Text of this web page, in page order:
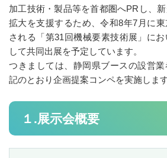
市町等創業支援機関担当者支援事業
静岡県内大学発ベンチャー支援協議会
大学等の研究シーズと県内企業のマッチ
地域創生起業支援事業(創業者向け補助金)
地域創生起業支援事業(創業者向け補助金)
令和3年度交付決定者用書類
令和4年度交付決定者用書類
加工技術・製品等を首都圏へPRし、
拡大を支援するため、令和8年7月に
される「第31回機械要素技術展」に
して共同出展を予定しています。
つきましては、静岡県ブースの設営
記のとおり企画提案コンペを実施します
１.展示会概要